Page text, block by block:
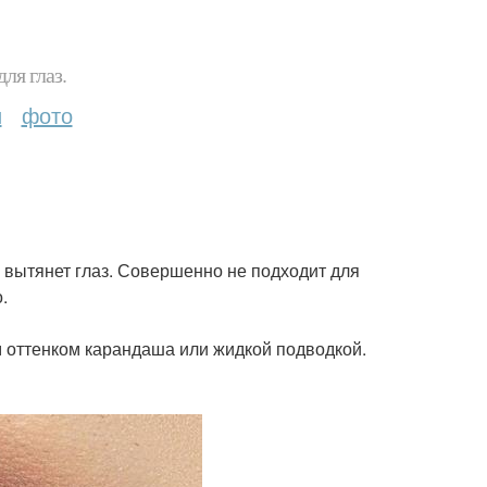
глаз.
фото
глаз. Совершенно не подходит для
карандаша или жидкой подводкой.